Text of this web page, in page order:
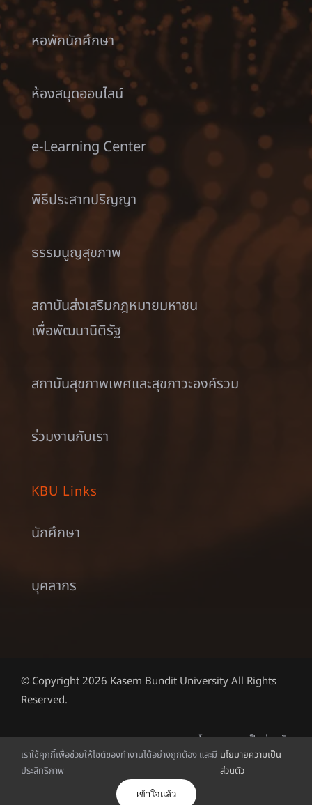
หอพักนักศึกษา
ห้องสมุดออนไลน์
e-Learning Center
พิธีประสาทปริญญา
ธรรมนูญสุขภาพ
สถาบันส่งเสริมกฎหมายมหาชน
เพื่อพัฒนานิติรัฐ
สถาบันสุขภาพเพศและสุขภาวะองค์รวม
ร่วมงานกับเรา
KBU Links
นักศึกษา
บุคลากร
© Copyright 2026 Kasem Bundit University All Rights
Reserved.
นโยบายความเป็นส่วนตัว
เราใช้คุกกี้เพื่อช่วยให้ไซต์ของทำงานได้อย่างถูกต้อง และมี
ประสิทธิภาพ
นโยบายความเป็น
ส่วนตัว
เข้าใจแล้ว
English(อังกฤษ)